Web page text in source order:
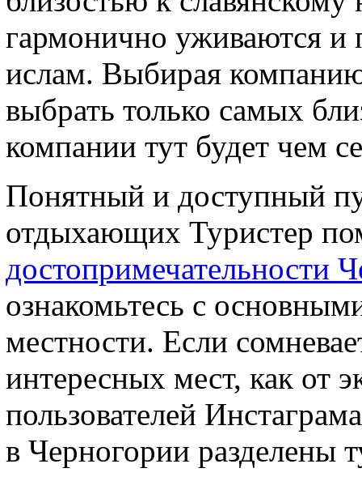
гармонично уживаются и
ислам. Выбирая
выбрать только самых
компании тут будет чем
Понятный и доступный
отдыхающих Туристер
достопримечательности
ознакомьтесь с
местности. Если
интересных мест, как от
пользователей
в Черногории разделены